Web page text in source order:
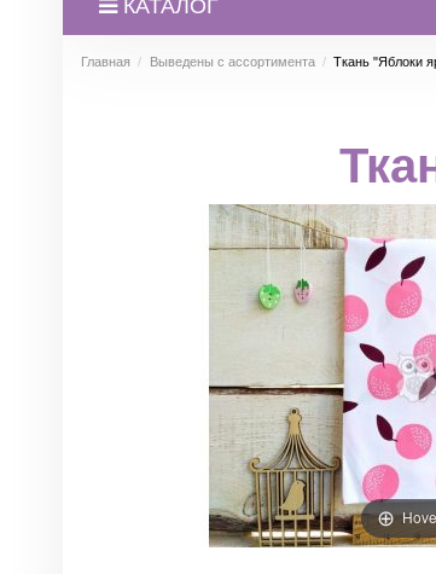
КАТАЛОГ
Главная Выведены с ассортимента Ткань "Яблоки